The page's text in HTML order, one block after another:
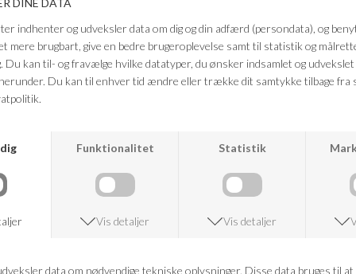
FRAGTFRI LEVERING
VED KØB OVER 500,-
KUNDESERVICE